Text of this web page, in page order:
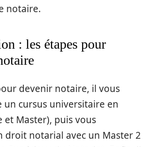
notaire.
: les étapes pour
devenir notaire, il vous
un cursus universitaire en
et Master), puis vous
droit notarial avec un Master 2